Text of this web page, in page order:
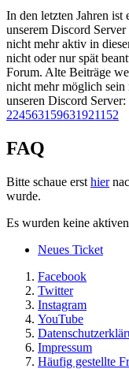
In den letzten Jahren
unserem Discord
nicht mehr aktiv in
nicht oder nur spät
Forum. Alte Beiträge
nicht mehr möglich
unseren Discord Server:
224563159631921152
FAQ
Bitte schaue erst hier
wurde.
Es wurden keine
Neues Ticket
Facebook
Twitter
Instagram
YouTube
Impressum
Häufig gestellte